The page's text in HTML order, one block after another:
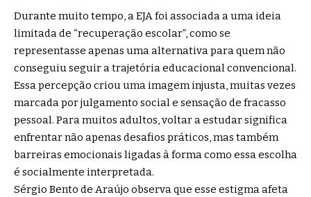
Durante muito tempo, a EJA foi associada a uma ideia
limitada de “recuperação escolar”, como se
representasse apenas uma alternativa para quem não
conseguiu seguir a trajetória educacional convencional.
Essa percepção criou uma imagem injusta, muitas vezes
marcada por julgamento social e sensação de fracasso
pessoal. Para muitos adultos, voltar a estudar significa
enfrentar não apenas desafios práticos, mas também
barreiras emocionais ligadas à forma como essa escolha
é socialmente interpretada.
Sérgio Bento de Araújo observa que esse estigma afeta